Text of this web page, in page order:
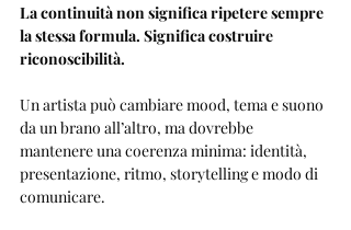
La continuità non significa ripetere sempre
la stessa formula. Significa costruire
riconoscibilità.
Un artista può cambiare mood, tema e suono
da un brano all’altro, ma dovrebbe
mantenere una coerenza minima: identità,
presentazione, ritmo, storytelling e modo di
comunicare.